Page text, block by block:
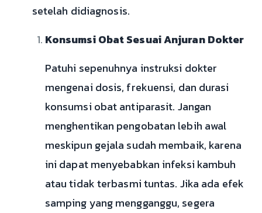
setelah didiagnosis.
Konsumsi Obat Sesuai Anjuran Dokter
Patuhi sepenuhnya instruksi dokter
mengenai dosis, frekuensi, dan durasi
konsumsi obat antiparasit. Jangan
menghentikan pengobatan lebih awal
meskipun gejala sudah membaik, karena
ini dapat menyebabkan infeksi kambuh
atau tidak terbasmi tuntas. Jika ada efek
samping yang mengganggu, segera